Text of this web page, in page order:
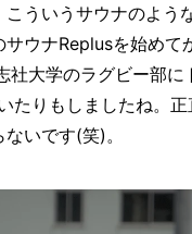
こういうサウナのよう
ウナReplusを始めて
大学のラグビー部に
たりもしましたね。
いです(笑)。